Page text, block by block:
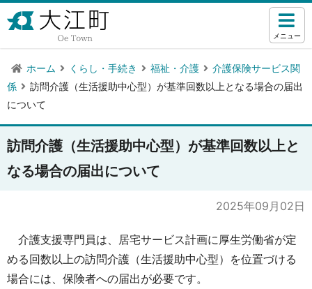
メニュー
ホーム くらし・手続き 福祉・介護
介護保険サービス関
係
訪問介護（生活援助中心型）が基準回数以上となる場合の届出
について
訪問介護（生活援助中心型）が基準回数以上と
なる場合の届出について
2025年09月02日
介護支援専門員は、居宅サービス計画に厚生労働省が定
める回数以上の訪問介護（生活援助中心型）を位置づける
場合には、保険者への届出が必要です。